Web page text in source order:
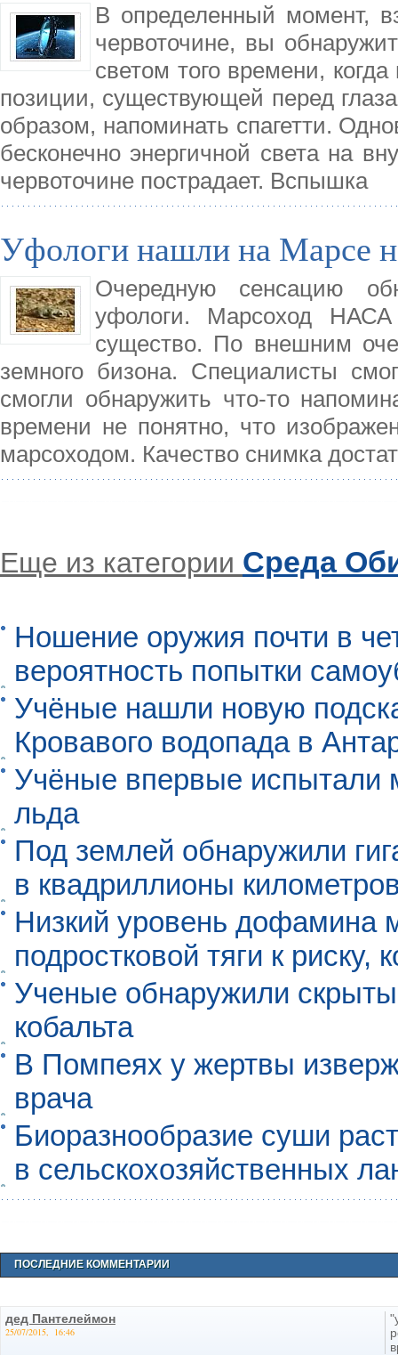
В определенный момент,
червоточине, вы
светом того времени,
позиции, существующей перед
образом, напоминать спагетти.
бесконечно энергичной света на
червоточине пострадает. Вспышка
Уфологи нашли на Марсе
Очередную сенсацию
уфологи. Марсоход НАСА
существо. По внешним
земного бизона. Специалисты
смогли обнаружить что-то
времени не понятно, что
марсоходом. Качество снимка
Еще из категории Среда
Ношение оружия почти в
вероятность попытки
Учёные нашли новую
Кровавого водопада в
Учёные впервые испытали
льда
Под землей обнаружили
в квадриллионы
Низкий уровень дофамина
подростковой тяги к риску,
Ученые обнаружили
кобальта
В Помпеях у жертвы
врача
Биоразнообразие суши
в сельскохозяйственных
ПОСЛЕДНИЕ КОММЕНТАРИИ
дед Пантелеймон
25/07/2015, 16:46